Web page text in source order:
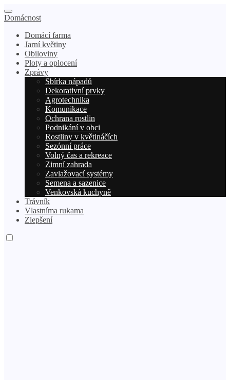
Domácnost
Domácí farma
Jarní květiny
Obiloviny
Ploty a oplocení
Zprávy
Sbírka nápadů
Dekorativní prvky
Agrotechnika
Komunikace
Ochrana rostlin
Podnikání v obci
Rostliny v květináčích
Sezónní práce
Volný čas a rekreace
Zimní zahrada
Zavlažovací systémy
Semena a sazenice
Venkovská kuchyně
Trávník
Vlastníma rukama
Zlepšení